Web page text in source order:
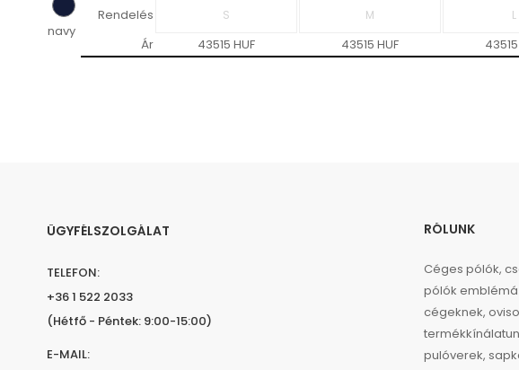
navy
Rendelés
Ár
43515 HUF 43515 HUF
ÜGYFÉLSZOLGÁLAT
TELEFON:
+36 1 522 2033
(Hétfő - Péntek: 9:00-15:00)
E-MAIL:
RÓLUNK
Céges pólók,
pólók
cégeknek,
pulóverek,